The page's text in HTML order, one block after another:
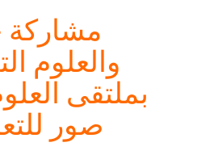
مشاركة
والعلوم
بملتقى
صور